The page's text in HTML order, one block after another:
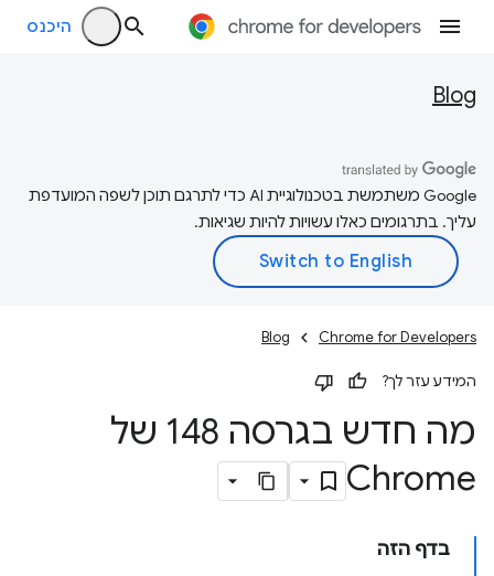
היכנס
Blog
‫Google משתמשת בטכנולוגיית AI כדי לתרגם תוכן לשפה המועדפת
עליך. בתרגומים כאלו עשויות להיות שגיאות.
Chrome for Developers
Blog
המידע עזר לך?
מה חדש בגרסה 148 של
Chrome
בדף הזה